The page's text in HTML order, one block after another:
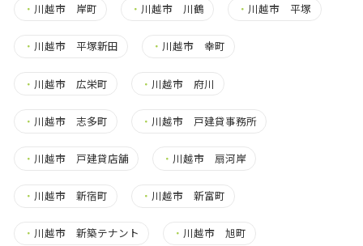
・ 川越市 岸町 ・ 川越市 川鶴 ・ 川越市 平塚
・ 川越市 平塚新田 ・ 川越市 幸町
・ 川越市 広栄町 ・ 川越市 府川
・ 川越市 志多町 ・ 川越市 戸建貸事務所
・ 川越市 戸建貸店舗 ・ 川越市 扇河岸
・ 川越市 新宿町 ・ 川越市 新富町
・ 川越市 新築テナント ・ 川越市 旭町